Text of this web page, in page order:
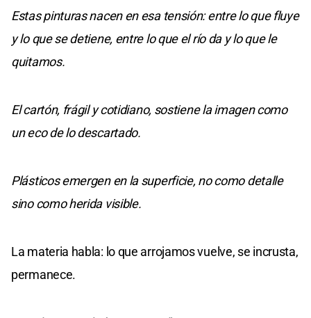
Estas pinturas nacen en esa tensión: entre lo que fluye
y lo que se detiene, entre lo que el río da y lo que le
quitamos.
El cartón, frágil y cotidiano, sostiene la imagen como
un eco de lo descartado.
Plásticos emergen en la superficie, no como detalle
sino como herida visible.
La materia habla: lo que arrojamos vuelve, se incrusta,
permanece.